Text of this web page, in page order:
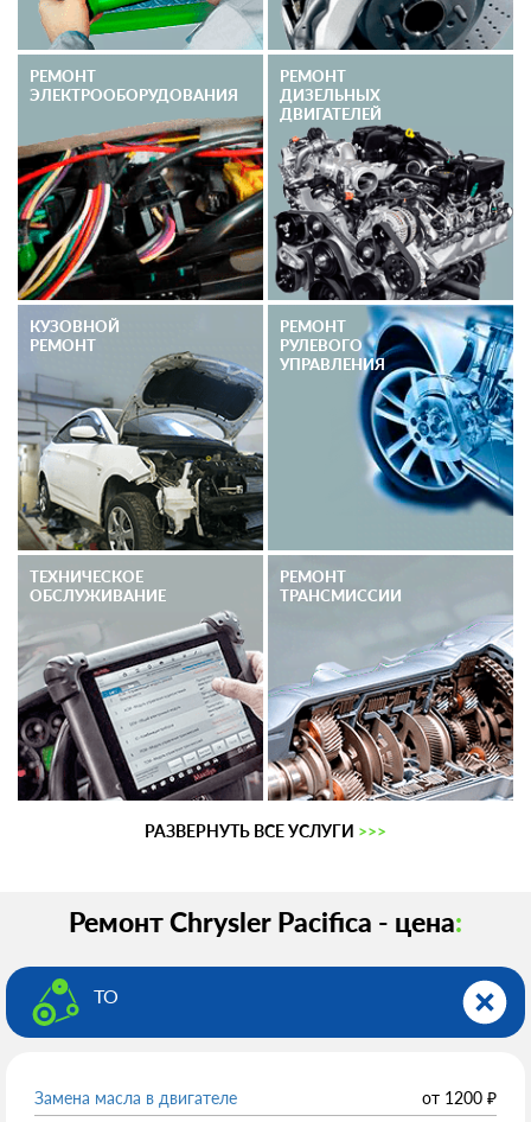
РЕМОНТ
ЭЛЕКТРО­ОБОРУДОВАНИЯ
РЕМОНТ
ДИЗЕЛЬНЫХ
ДВИГАТЕЛЕЙ
КУЗОВНОЙ
РЕМОНТ
РЕМОНТ
РУЛЕВОГО
УПРАВЛЕНИЯ
ТЕХНИЧЕСКОЕ
ОБСЛУЖИВАНИЕ
РЕМОНТ
ТРАНСМИССИИ
РАЗВЕРНУТЬ ВСЕ УСЛУГИ >>>
Ремонт Chrysler Pacifica - цена:
ТО
Замена масла в двигателе от 1200 ₽